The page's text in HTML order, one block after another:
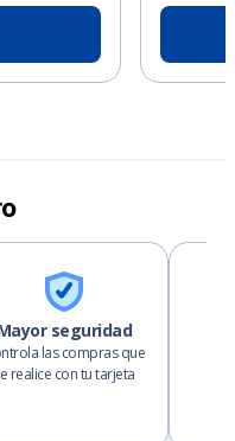
seguridad
las compras que
realice con tu tarjeta